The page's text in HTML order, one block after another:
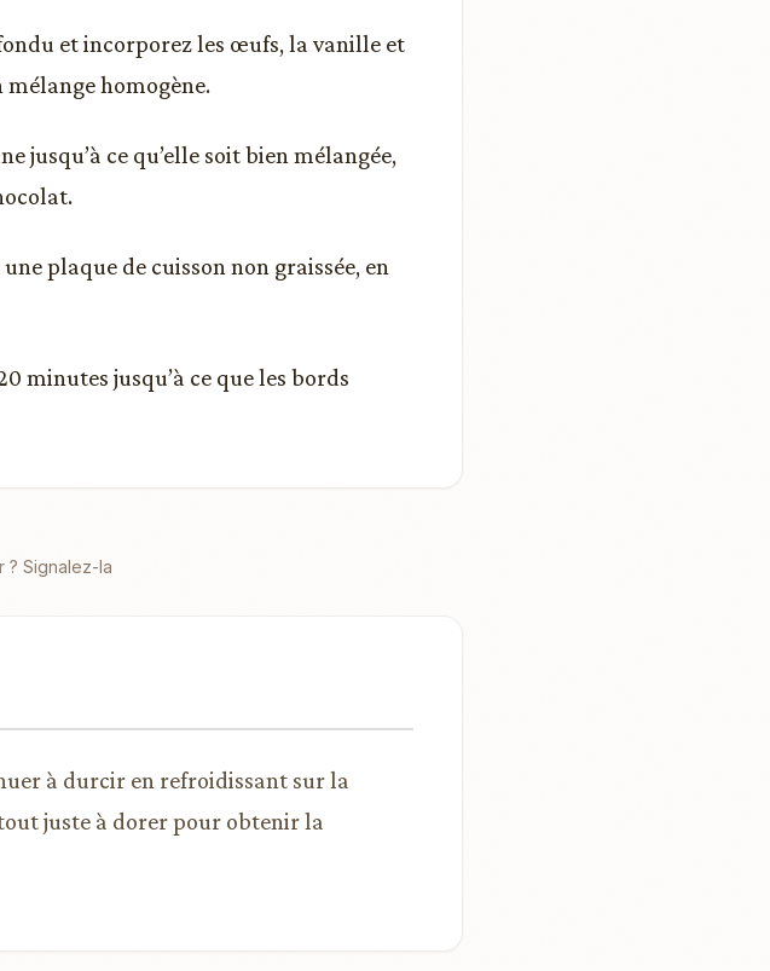
et incorporez les œufs, la vanille et
homogène.
jusqu’à ce qu’elle soit bien mélangée,
plaque de cuisson non graissée, en
minutes jusqu’à ce que les bords
? Signalez-la
à durcir en refroidissant sur la
juste à dorer pour obtenir la